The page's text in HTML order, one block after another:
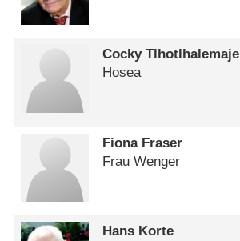
Cocky Tlhotlhalemaje
Hosea
Fiona Fraser
Frau Wenger
Hans Korte